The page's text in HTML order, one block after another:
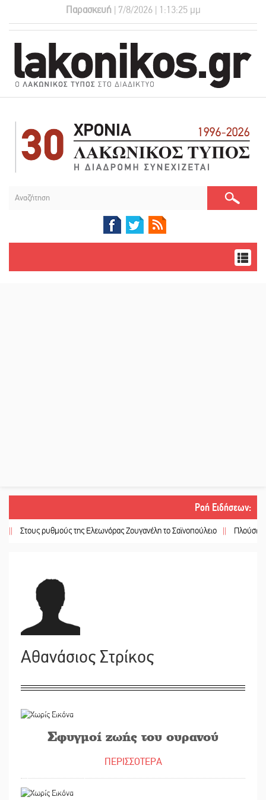
Παρασκευή | 7/8/2026 | 1:13:26 μμ
Ροή Ειδήσεων:
ρυθμούς της Ελεωνόρας Ζουγανέλη το Σαϊνοπούλειο || Πλούσιο
Αθανάσιος Στρίκος
Σφυγμοί ζωής του ουρανού
ΠΕΡΙΣΣΟΤΕΡΑ